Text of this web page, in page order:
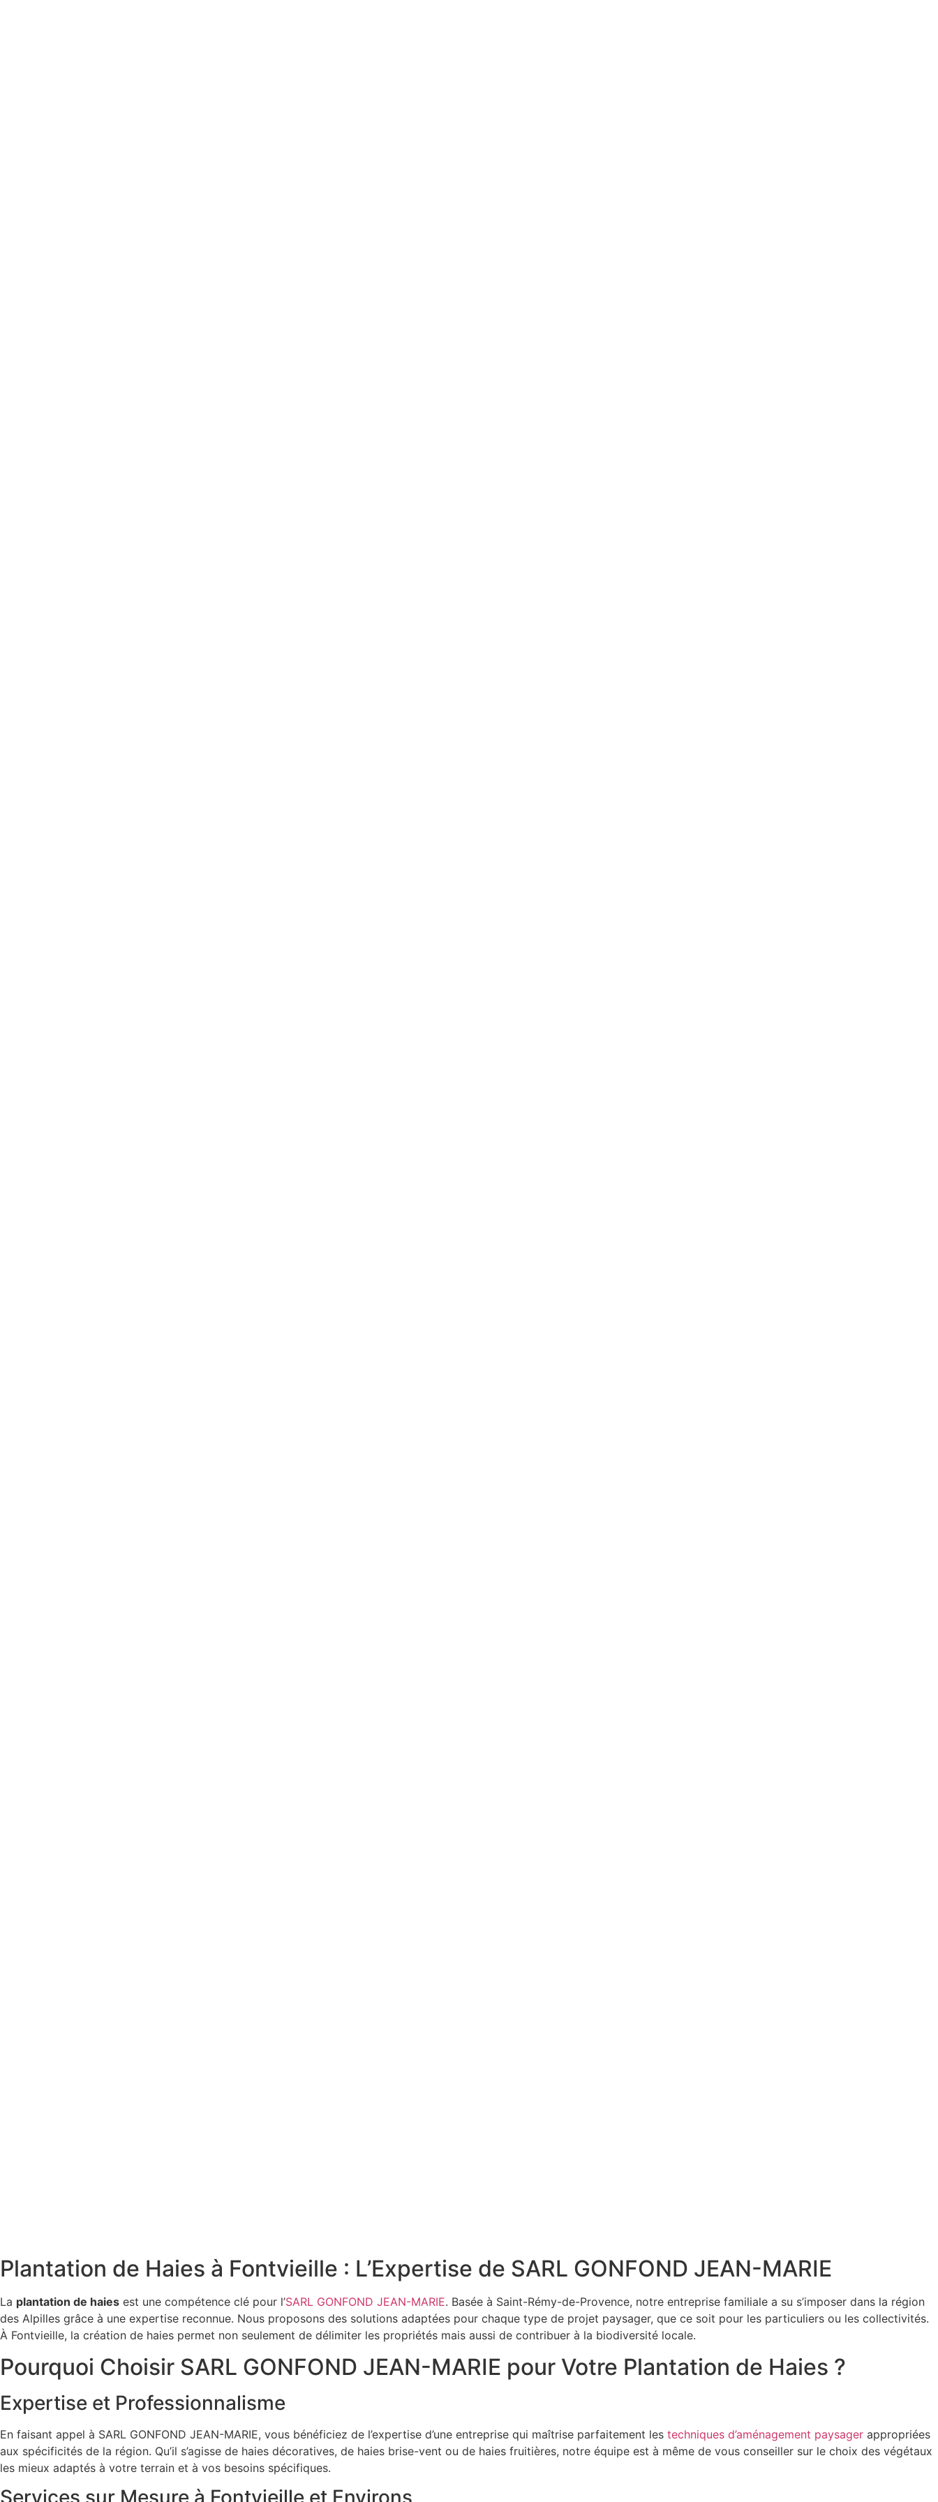
Plantation de Haies à Fontvieille : L’Expertise de SARL GONFOND JEAN-MARIE
La plantation de haies est une compétence clé pour l’SARL GONFOND JEAN-MARIE. Basée à Saint-Rémy-de-Provence, notre entreprise familiale a su s’imposer dans la région
des Alpilles grâce à une expertise reconnue. Nous proposons des solutions adaptées pour chaque type de projet paysager, que ce soit pour les particuliers ou les collectivités.
À Fontvieille, la création de haies permet non seulement de délimiter les propriétés mais aussi de contribuer à la biodiversité locale.
Pourquoi Choisir SARL GONFOND JEAN-MARIE pour Votre Plantation de Haies ?
Expertise et Professionnalisme
En faisant appel à SARL GONFOND JEAN-MARIE, vous bénéficiez de l’expertise d’une entreprise qui maîtrise parfaitement les techniques d’aménagement paysager appropriées
aux spécificités de la région. Qu’il s’agisse de haies décoratives, de haies brise-vent ou de haies fruitières, notre équipe est à même de vous conseiller sur le choix des végétaux
les mieux adaptés à votre terrain et à vos besoins spécifiques.
Services sur Mesure à Fontvieille et Environs